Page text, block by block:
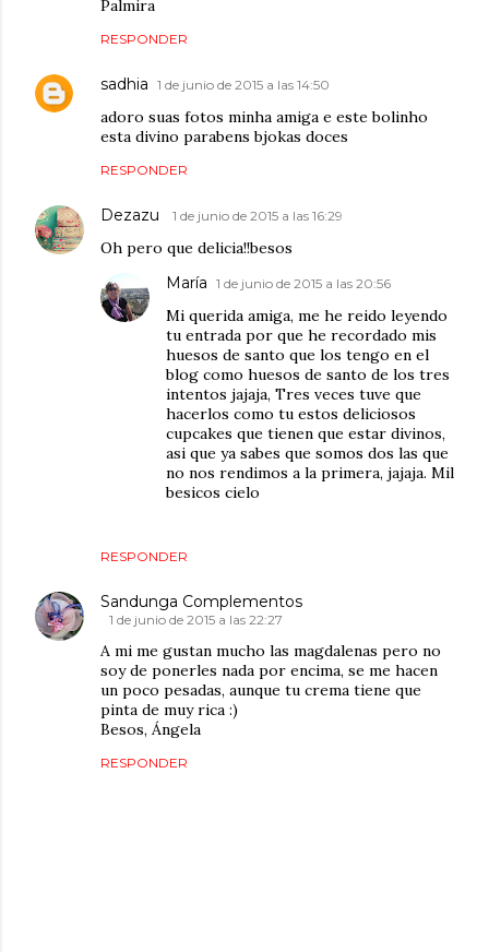
Palmira
RESPONDER
sadhia 1 de junio de 2015 a las 14:50
adoro suas fotos minha amiga e este bolinho
esta divino parabens bjokas doces
RESPONDER
Dezazu 1 de junio de 2015 a las 16:29
Oh pero que delicia!!besos
RESPONDER
María 1 de junio de 2015 a las 20:56
Mi querida amiga, me he reido leyendo
tu entrada por que he recordado mis
huesos de santo que los tengo en el
blog como huesos de santo de los tres
intentos jajaja, Tres veces tuve que
hacerlos como tu estos deliciosos
cupcakes que tienen que estar divinos,
asi que ya sabes que somos dos las que
no nos rendimos a la primera, jajaja. Mil
besicos cielo
Sandunga Complementos
1 de junio de 2015 a las 22:27
A mi me gustan mucho las magdalenas pero no
soy de ponerles nada por encima, se me hacen
un poco pesadas, aunque tu crema tiene que
pinta de muy rica :)
Besos, Ángela
RESPONDER